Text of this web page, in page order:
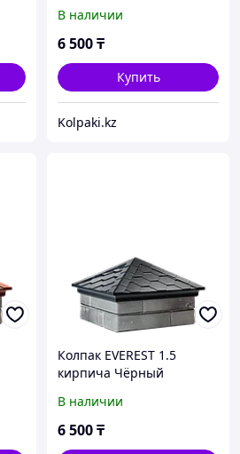
В наличии
6 500₸
Купить
Kolpaki.kz
Колпак EVEREST 1.5
кирпича Чёрный
В наличии
6 500₸